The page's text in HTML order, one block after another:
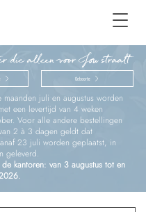
die alleen voor Jou straalt
Geboorte
maanden juli en augustus worden
een levertijd van 4 weken
Voor alle andere bestellingen
2 à 3 dagen geldt dat
23 juli worden geplaatst, in
geleverd.
kantoren: van 3 augustus tot en